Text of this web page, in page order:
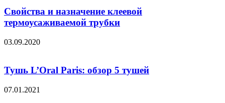
Свойства и назначение клеевой
термоусаживаемой трубки
03.09.2020
Тушь L’Oral Paris: обзор 5 тушей
07.01.2021